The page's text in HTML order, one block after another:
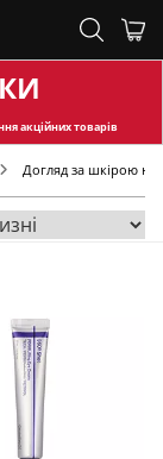
акційних товарів
Догляд за шкірою